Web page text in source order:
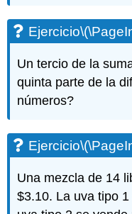
Ejercicio
Un tercio de la
quinta parte de la
números?
Ejercicio
Una mezcla de 14
$3.10. La uva tipo